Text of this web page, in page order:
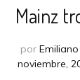
Mainz
por
noviembre,